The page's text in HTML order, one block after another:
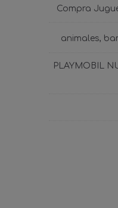
Compra
animales
PLAYMOBIL